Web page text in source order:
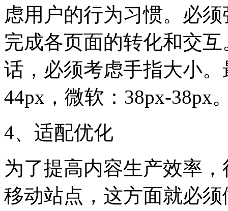
虑用户的行为习惯。必
完成各页面的转化和交
话，必须考虑手指大小
44px，微软：38px-38px
4、适配优化
为了提高内容生产效率
移动站点，这方面就必